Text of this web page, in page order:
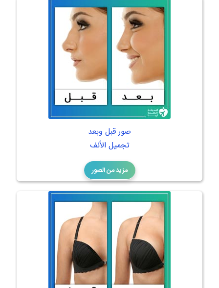
صور قبل وبعد
تجميل الأنف
مزيد من الصور